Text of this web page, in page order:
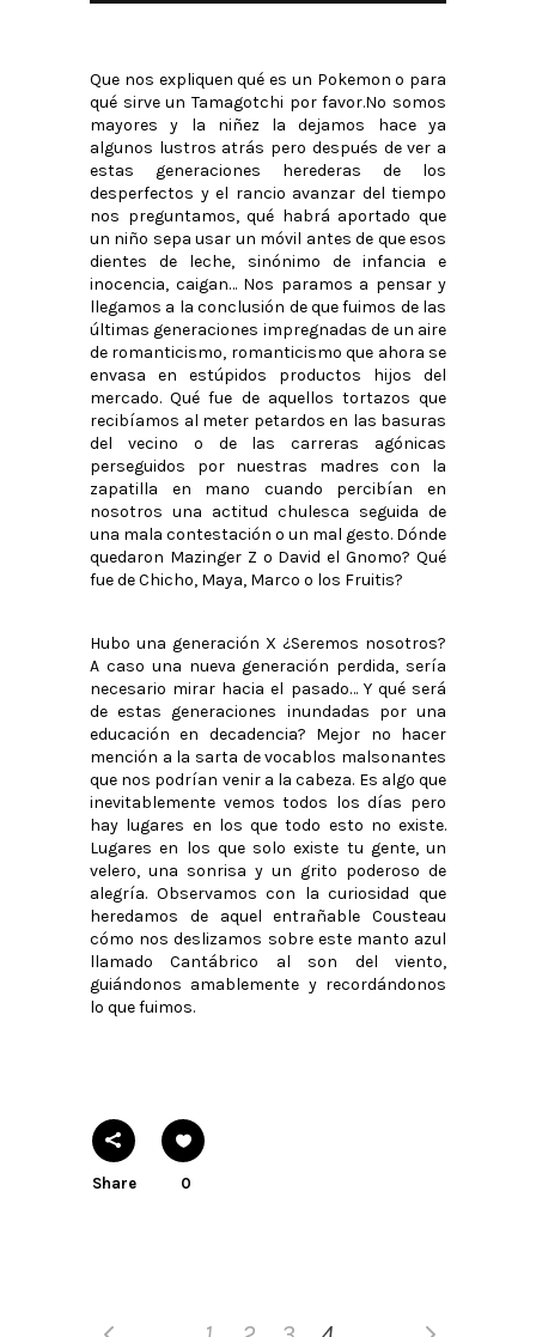
Que nos expliquen qué es un Pokemon o para
qué sirve un Tamagotchi por favor.No somos
mayores y la niñez la dejamos hace ya
algunos lustros atrás pero después de ver a
estas generaciones herederas de los
desperfectos y el rancio avanzar del tiempo
nos preguntamos, qué habrá aportado que
un niño sepa usar un móvil antes de que esos
dientes de leche, sinónimo de infancia e
inocencia, caigan… Nos paramos a pensar y
llegamos a la conclusión de que fuimos de las
últimas generaciones impregnadas de un aire
de romanticismo, romanticismo que ahora se
envasa en estúpidos productos hijos del
mercado. Qué fue de aquellos tortazos que
recibíamos al meter petardos en las basuras
del vecino o de las carreras agónicas
perseguidos por nuestras madres con la
zapatilla en mano cuando percibían en
nosotros una actitud chulesca seguida de
una mala contestación o un mal gesto. Dónde
quedaron Mazinger Z o David el Gnomo? Qué
fue de Chicho, Maya, Marco o los Fruitis?
Hubo una generación X ¿Seremos nosotros?
A caso una nueva generación perdida, sería
necesario mirar hacia el pasado… Y qué será
de estas generaciones inundadas por una
educación en decadencia? Mejor no hacer
mención a la sarta de vocablos malsonantes
que nos podrían venir a la cabeza. Es algo que
inevitablemente vemos todos los días pero
hay lugares en los que todo esto no existe.
Lugares en los que solo existe tu gente, un
velero, una sonrisa y un grito poderoso de
alegría. Observamos con la curiosidad que
heredamos de aquel entrañable Cousteau
cómo nos deslizamos sobre este manto azul
llamado Cantábrico al son del viento,
guiándonos amablemente y recordándonos
lo que fuimos.
Share 0